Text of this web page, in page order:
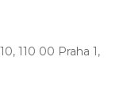
110 00 Praha 1,